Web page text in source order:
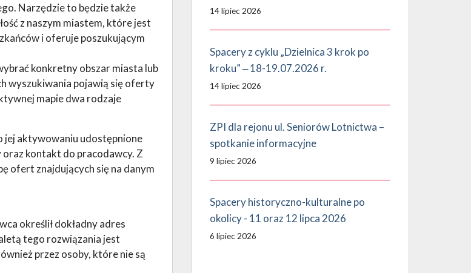
Narzędzie to będzie także
z naszym miastem, które jest
i oferuje poszukującym
konkretny obszar miasta lub
wyszukiwania pojawią się oferty
mapie dwa rodzaje
jej aktywowaniu udostępnione
kontakt do pracodawcy. Z
ofert znajdujących się na danym
określił dokładny adres
tego rozwiązania jest
przez osoby, które nie są
14 lipiec 2026
Spacery z cyklu „Dzielnica 3 krok po
kroku” ‒ 18-19.07.2026 r.
14 lipiec 2026
ZPI dla rejonu ul. Seniorów Lotnictwa –
spotkanie informacyjne
9 lipiec 2026
Spacery historyczno-kulturalne po
okolicy - 11 oraz 12 lipca 2026
6 lipiec 2026